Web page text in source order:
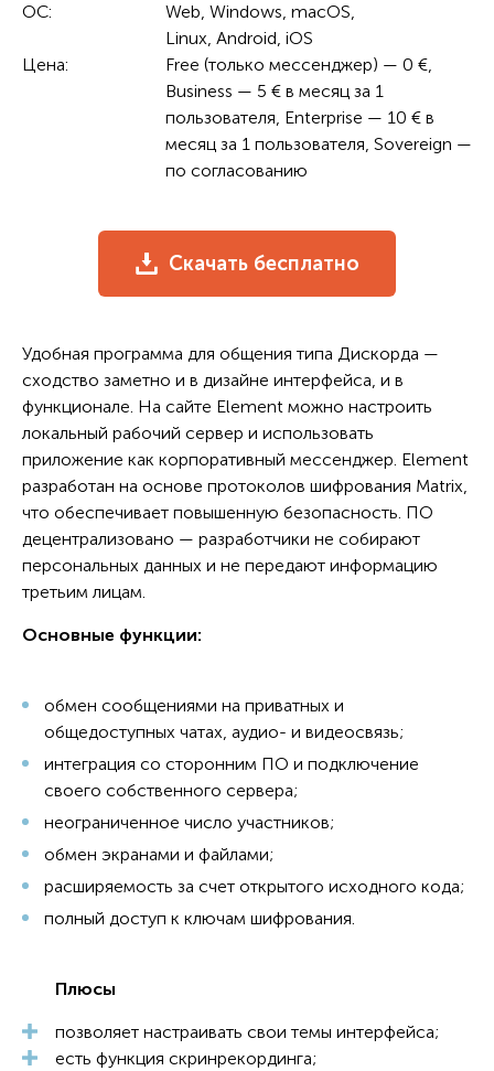
ОС:
Web, Windows, macOS,
Linux, Android, iOS
Цена:
Free (только мессенджер) — 0 €,
Business — 5 € в месяц за 1
пользователя, Enterprise — 10 € в
месяц за 1 пользователя, Sovereign —
по согласованию
Скачать бесплатно
Удобная программа для общения типа Дискорда —
сходство заметно и в дизайне интерфейса, и в
функционале. На сайте Element можно настроить
локальный рабочий сервер и использовать
приложение как корпоративный мессенджер. Element
разработан на основе протоколов шифрования Matrix,
что обеспечивает повышенную безопасность. ПО
децентрализовано — разработчики не собирают
персональных данных и не передают информацию
третьим лицам.
Основные функции:
обмен сообщениями на приватных и
общедоступных чатах, аудио- и видеосвязь;
интеграция со сторонним ПО и подключение
своего собственного сервера;
неограниченное число участников;
обмен экранами и файлами;
расширяемость за счет открытого исходного кода;
полный доступ к ключам шифрования.
Плюсы
позволяет настраивать свои темы интерфейса;
есть функция скринрекординга;